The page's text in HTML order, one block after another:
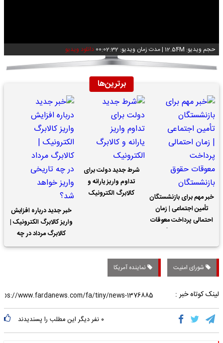
حجم ویدیو: 12.54M |مدت زمان ویدیو: 00:02:32 دانلود ویدیو
برترین‌ها
خبر مهم برای بازنشستگان
تأمین اجتماعی | زمان
احتمالی پرداخت معوقات
شرط جدید دولت برای
تداوم واریز یارانه و
کالابرگ الکترونیک
خبر جدید درباره افزایش
واریز کالابرگ الکترونیک |
کالابرگ مرداد در چه
تاریخی واریز خواهد شد؟
شورای امنیت نماینده آمریکا
لینک کوتاه خبر :
۰ نفر دیگر این مطلب را پسندیدند